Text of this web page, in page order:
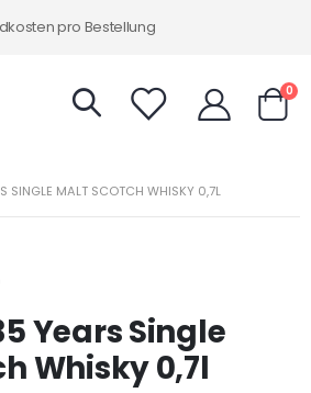
pro Bestellung
0
SINGLE MALT SCOTCH WHISKY 0,7L
Years Single
Whisky 0,7l